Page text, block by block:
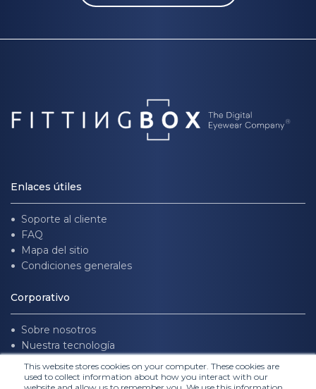
This website stores cookies on your computer. These cookies are
used to collect information about how you interact with our
Enlaces útiles
Soporte al cliente
FAQ
Mapa del sitio
Condiciones generales
Corporativo
Sobre nosotros
Nuestra tecnología
Únete a nosotros